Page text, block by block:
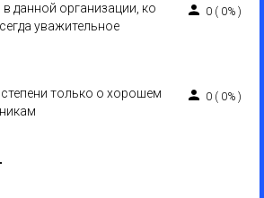
данной организации, ко
уважительное
0 ( 0% )
только о хорошем
0 ( 0% )